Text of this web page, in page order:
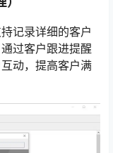
记录详细的客户
过客户跟进提醒
动，提高客户满